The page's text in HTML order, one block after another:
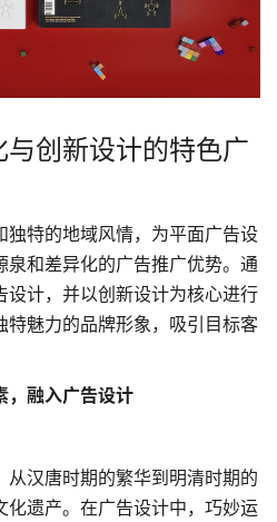
创新设计的特色广
独特的地域风情，为平面广告设
泉和差异化的广告推广优势。通
设计，并以创新设计为核心进行
特魅力的品牌形象，吸引目标客
，融入广告设计
汉唐时期的繁华到明清时期的
遗产。在广告设计中，巧妙运